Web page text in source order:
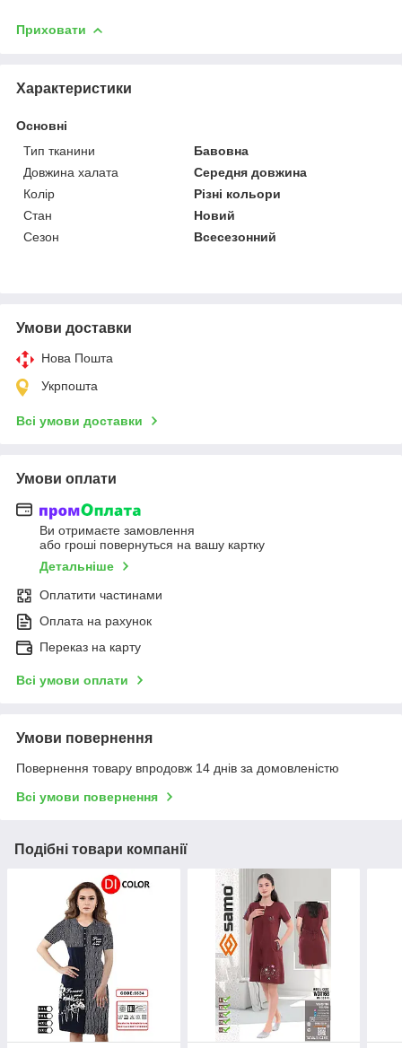
Приховати
Характеристики
Основні
Тип тканини
Бавовна
Довжина халата
Середня довжина
Колір
Різні кольори
Стан
Новий
Сезон
Всесезонний
Умови доставки
Нова Пошта
Укрпошта
Всі умови доставки
Умови оплати
Ви отримаєте замовлення
або гроші повернуться на вашу картку
Детальніше
Оплатити частинами
Оплата на рахунок
Переказ на карту
Всі умови оплати
Умови повернення
Повернення товару впродовж 14 днів за домовленістю
Всі умови повернення
Подібні товари компанії